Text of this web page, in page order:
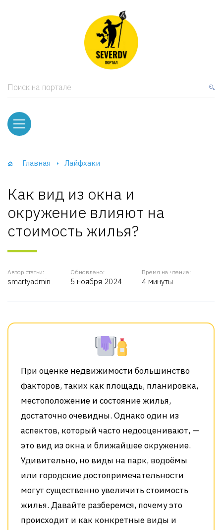
Поиск на портале
Главная Лайфхаки
Как вид из окна и
окружение влияют на
стоимость жилья?
Автор статьи:
smartyadmin
Обновлено:
5 ноября 2024
Время на чтение:
4 минуты
При оценке недвижимости большинство
факторов, таких как площадь, планировка,
местоположение и состояние жилья,
достаточно очевидны. Однако один из
аспектов, который часто недооценивают, —
это вид из окна и ближайшее окружение.
Удивительно, но виды на парк, водоёмы
или городские достопримечательности
могут существенно увеличить стоимость
жилья. Давайте разберемся, почему это
происходит и как конкретные виды и
и тумбы